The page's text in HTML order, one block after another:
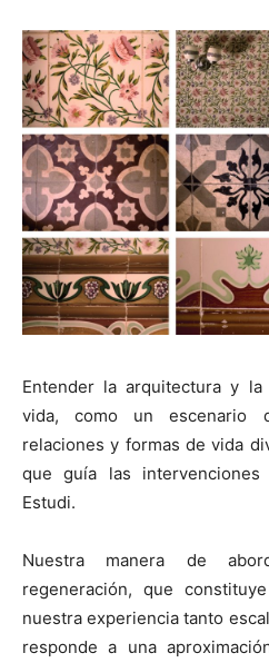
Entender la arquitectura y
vida, como un escenario
relaciones y formas de vida
que guía las
Estudi.
Nuestra manera de
regeneración, que
nuestra experiencia tanto
responde a una